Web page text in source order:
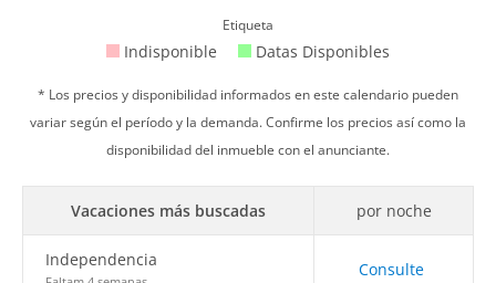
Etiqueta
Indisponible Datas Disponibles
* Los precios y disponibilidad informados en este calendario pueden
variar según el período y la demanda. Confirme los precios así como la
disponibilidad del inmueble con el anunciante.
Vacaciones más buscadas por noche
Independencia Consulte